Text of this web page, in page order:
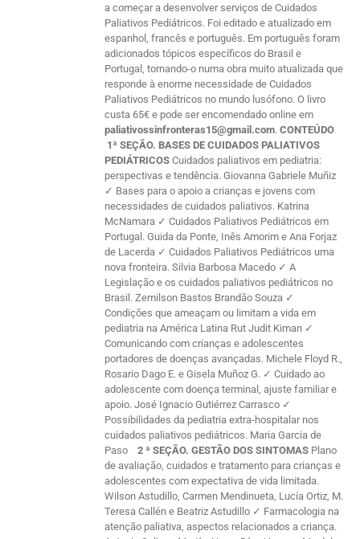
a começar a desenvolver serviços de Cuidados
Paliativos Pediátricos. Foi editado e atualizado em
espanhol, francês e português. Em português foram
adicionados tópicos específicos do Brasil e
Portugal, tornando-o numa obra muito atualizada que
responde à enorme necessidade de Cuidados
Paliativos Pediátricos no mundo lusófono. O livro
custa 65€ e pode ser encomendado online em
paliativossinfronteras15@gmail.com.CONTEÚDO
1ª SEÇÃO. BASES DE CUIDADOS PALIATIVOS
PEDIÁTRICOS Cuidados paliativos em pediatria:
perspectivas e tendência. Giovanna Gabriele Muñiz
✓ Bases para o apoio a crianças e jovens com
necessidades de cuidados paliativos. Katrina
McNamara ✓ Cuidados Paliativos Pediátricos em
Portugal. Guida da Ponte, Inês Amorim e Ana Forjaz
de Lacerda ✓ Cuidados Paliativos Pediátricos uma
nova fronteira. Silvia Barbosa Macedo ✓ A
Legislação e os cuidados paliativos pediátricos no
Brasil. Zemilson Bastos Brandão Souza ✓
Condições que ameaçam ou limitam a vida em
pediatria na América Latina Rut Judit Kiman ✓
Comunicando com crianças e adolescentes
portadores de doenças avançadas. Michele Floyd R.,
Rosario Dago E. e Gisela Muñoz G. ✓ Cuidado ao
adolescente com doença terminal, ajuste familiar e
apoio. José Ignacio Gutiérrez Carrasco ✓
Possibilidades da pediatria extra-hospitalar nos
cuidados paliativos pediátricos. Maria Garcia de
Paso
2 ª SEÇÃO. GESTÃO DOS SINTOMAS Plano
de avaliação, cuidados e tratamento para crianças e
adolescentes com expectativa de vida limitada.
Wilson Astudillo, Carmen Mendinueta, Lucía Ortiz, M.
Teresa Callén e Beatriz Astudillo ✓ Farmacologia na
atenção paliativa, aspectos relacionados a criança.